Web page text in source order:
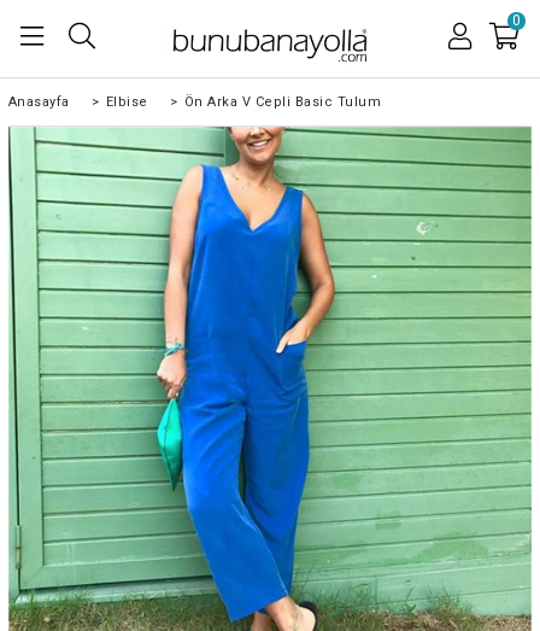
0
Anasayfa > Elbise > Ön Arka V Cepli Basic Tulum